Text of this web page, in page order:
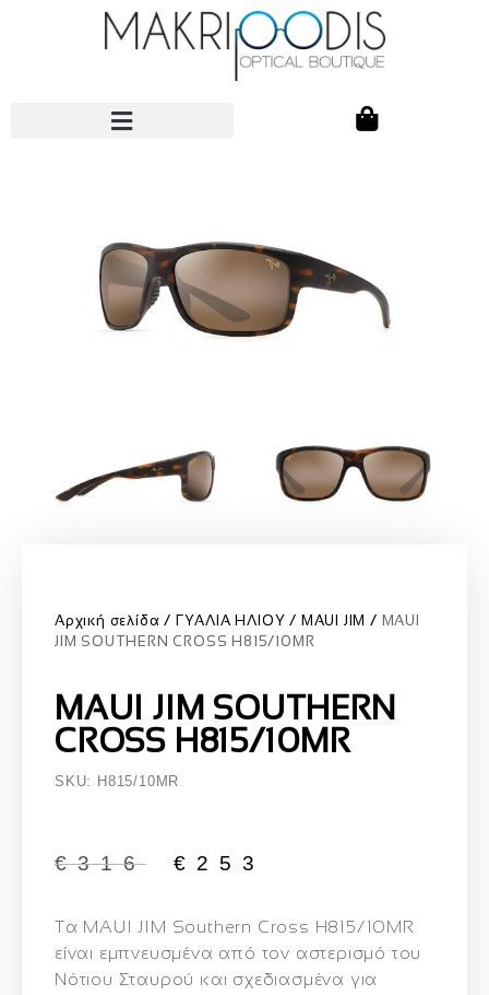
Αρχική σελίδα ΓΥΑΛΙΑ ΗΛΙΟΥ MAUI JIM
MAUI
JIM SOUTHERN CROSS H815/10MR
MAUI JIM SOUTHERN
CROSS H815/10MR
SKU: H815/10MR
€316 € 253
Τα MAUI JIM Southern Cross H815/10MR
είναι εμπνευσμένα από τον αστερισμό του
Νότιου Σταυρού και σχεδιασμένα για